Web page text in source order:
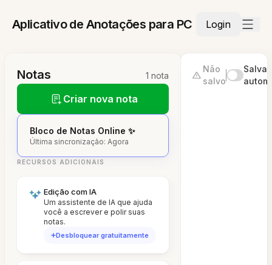
Aplicativo de Anotações para PC Login
Notas 1 nota
Criar nova nota
Bloco de Notas Online ✨
Última sincronização: Agora
RECURSOS ADICIONAIS
Edição com IA
Um assistente de IA que ajuda
você a escrever e polir suas
notas.
Desbloquear gratuitamente
Não
salvo
Salvar